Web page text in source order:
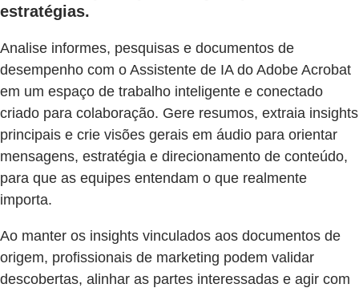
estratégias.
Analise informes, pesquisas e documentos de
desempenho com o Assistente de IA do Adobe Acrobat
em um espaço de trabalho inteligente e conectado
criado para colaboração. Gere resumos, extraia insights
principais e crie visões gerais em áudio para orientar
mensagens, estratégia e direcionamento de conteúdo,
para que as equipes entendam o que realmente
importa.
Ao manter os insights vinculados aos documentos de
origem, profissionais de marketing podem validar
descobertas, alinhar as partes interessadas e agir com